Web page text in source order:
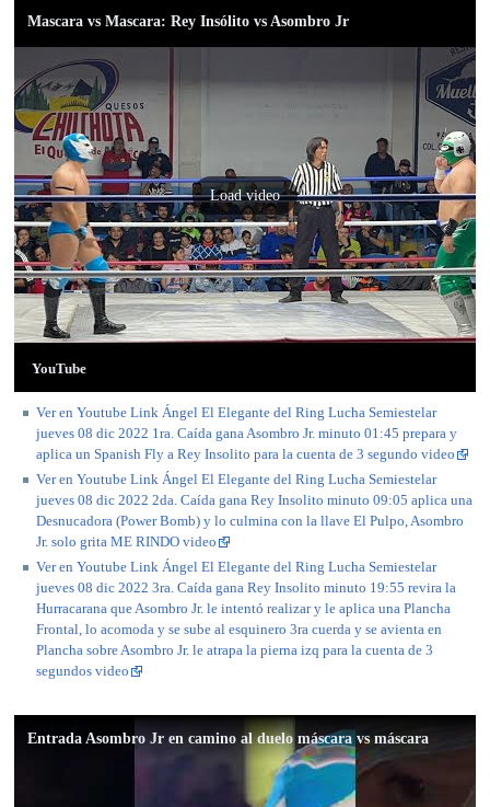
Mascara vs Mascara: Rey Insólito vs Asombro Jr
Load video
YouTube
Ver en Youtube Link Ángel El Elegante del Ring Lucha Semiestelar
jueves 08 dic 2022 1ra. Caída gana Asombro Jr. minuto 01:45 prepara y
aplica un Spanish Fly a Rey Insolito para la cuenta de 3 segundo video
Ver en Youtube Link Ángel El Elegante del Ring Lucha Semiestelar
jueves 08 dic 2022 2da. Caída gana Rey Insolito minuto 09:05 aplica una
Desnucadora (Power Bomb) y lo culmina con la llave El Pulpo, Asombro
Jr. solo grita ME RINDO video
Ver en Youtube Link Ángel El Elegante del Ring Lucha Semiestelar
jueves 08 dic 2022 3ra. Caída gana Rey Insolito minuto 19:55 revira la
Hurracarana que Asombro Jr. le intentó realizar y le aplica una Plancha
Frontal, lo acomoda y se sube al esquinero 3ra cuerda y se avienta en
Plancha sobre Asombro Jr. le atrapa la pierna izq para la cuenta de 3
segundos video
Entrada Asombro Jr en camino al duelo máscara vs máscara